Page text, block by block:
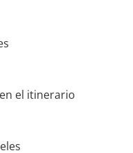
el itinerario